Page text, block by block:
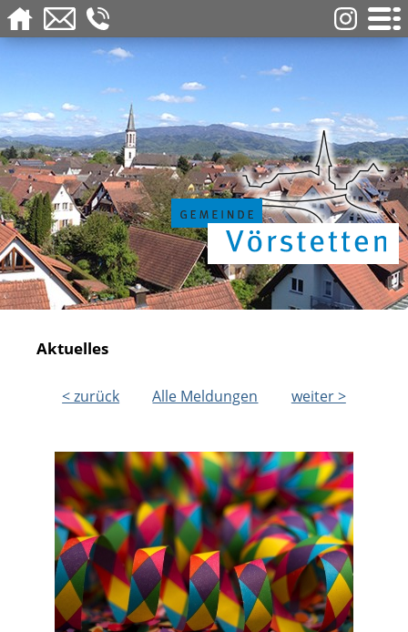
Aktuelles
< zurück Alle Meldungen weiter >